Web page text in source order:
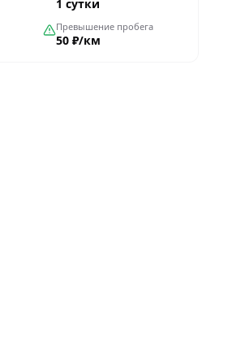
1 сутки
Превышение пробега
50 ₽/км